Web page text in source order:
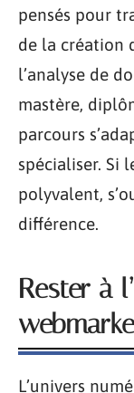
pensés pour
de la création
l’analyse de
mastère,
parcours
spécialiser. Si
polyvalent,
différence.
Rester à
L’univers